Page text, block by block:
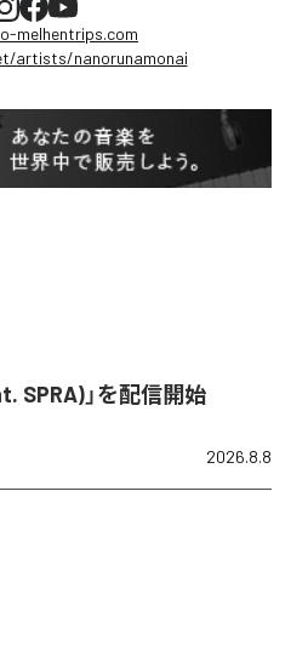
melhentrips.com
artists/nanorunamonai
SPRA)」を配信開始
2026.8.8